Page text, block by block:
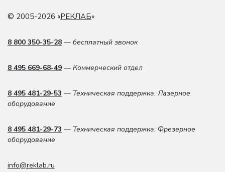
© 2005-2026 «РЕКЛАБ»
8 800 350-35-28 — бесплатный звонок
8 495 669-68-49 — Коммерческий отдел
8 495 481-29-53 — Техническая поддержка. Лазерное
оборудование
8 495 481-29-73 — Техническая поддержка. Фрезерное
оборудование
info@reklab.ru